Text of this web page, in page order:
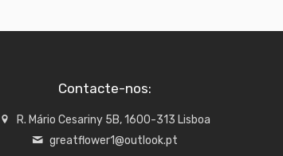
Contacte-nos:
R. Mário Cesariny 5B, 1600-313 Lisboa
greatflower1@outlook.pt